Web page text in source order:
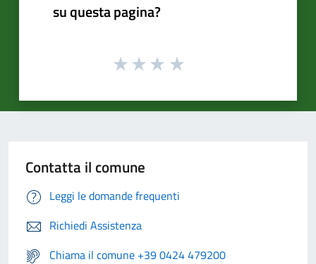
su questa pagina?
Contatta il comune
Leggi le domande frequenti
Richiedi Assistenza
Chiama il comune +39 0424 479200